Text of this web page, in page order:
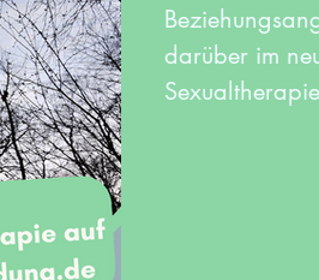
darüber im